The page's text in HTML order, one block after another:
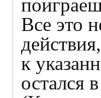
Все это
к
остался